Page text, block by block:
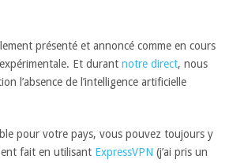
présenté et annoncé comme en cours
Et durant notre direct, nous
l’absence de l’intelligence artificielle
pour votre pays, vous pouvez toujours y
fait en utilisant ExpressVPN (j’ai pris un